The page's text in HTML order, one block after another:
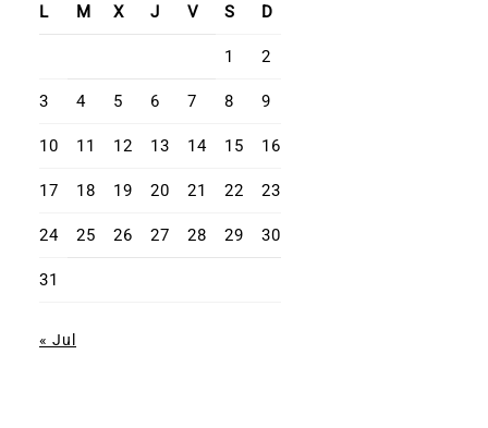
L M X J V S D
1 2
3 4 5 6 7 8 9
10 11 12 13 14 15 16
17 18 19 20 21 22 23
24 25 26 27 28 29 30
31
« Jul